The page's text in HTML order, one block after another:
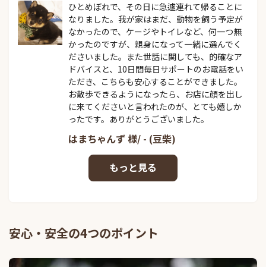
ひとめぼれで、その日に急遽連れて帰ることに
なりました。我が家はまだ、動物を飼う予定が
なかったので、ケージやトイレなど、何一つ無
かったのですが、親身になって一緒に選んでく
ださいました。また世話に関しても、的確なア
ドバイスと、10日間毎日サポートのお電話をい
ただき、こちらも安心することができました。
お散歩できるようになったら、お店に顔を出し
に来てくださいと言われたのが、とても嬉しか
ったです。ありがとうございました。
はまちゃんず 様/ - (豆柴)
安心・安全の4つのポイント